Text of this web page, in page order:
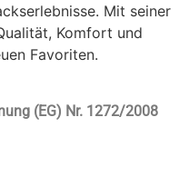
Mit seiner
Komfort und
Favoriten.
(EG) Nr. 1272/2008